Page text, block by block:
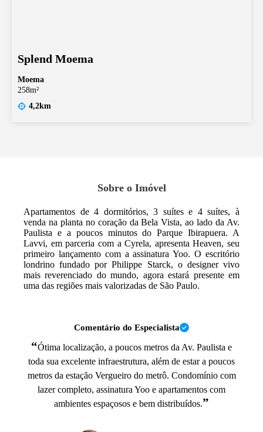
Splend Moema
Moema
258m²
4,2km
Sobre o Imóvel
Apartamentos de 4 dormitórios, 3 suítes e 4 suítes, à
venda na planta no coração da Bela Vista, ao lado da Av.
Paulista e a poucos minutos do Parque Ibirapuera. A
Lavvi, em parceria com a Cyrela, apresenta Heaven, seu
primeiro lançamento com a assinatura Yoo. O escritório
londrino fundado por Philippe Starck, o designer vivo
mais reverenciado do mundo, agora estará presente em
uma das regiões mais valorizadas de São Paulo.
Comentário do Especialista
“Ótima localização, a poucos metros da Av. Paulista e
toda sua excelente infraestrutura, além de estar a poucos
metros da estação Vergueiro do metrô. Condomínio com
lazer completo, assinatura Yoo e apartamentos com
ambientes espaçosos e bem distribuídos.”